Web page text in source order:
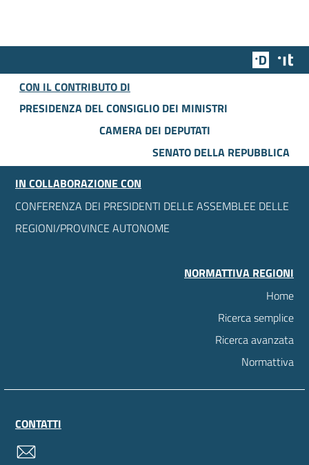
Team
CON IL CONTRIBUTO DI
PRESIDENZA DEL CONSIGLIO DEI MINISTRI
CAMERA DEI DEPUTATI
SENATO DELLA REPUBBLICA
IN COLLABORAZIONE CON
CONFERENZA DEI PRESIDENTI DELLE ASSEMBLEE DELLE
REGIONI/PROVINCE AUTONOME
NORMATTIVA REGIONI
Home
Ricerca semplice
Ricerca avanzata
Normattiva
CONTATTI